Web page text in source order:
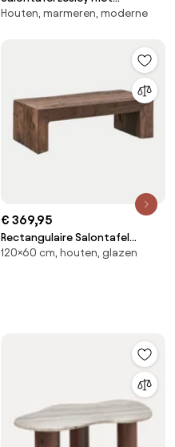
marmerlook
Houten, marmeren, moderne
€ 369,95
Rectangulaire Salontafel
120x60 Cm In Juvira Hout 120 X
120×60 cm, houten, glazen